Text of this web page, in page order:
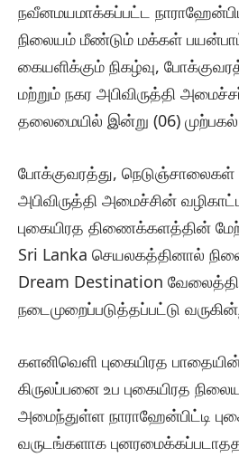
நவீனமயமாக்கப்பட்ட
நிலையம் மீண்டும் மக்கள்
கையளிக்கும் நிகழ்வு,
மற்றும் நகர அபிவிருத்தி
தலைமையில் இன்று (06)
போக்குவரத்து, நெடுஞ்சாலைகள்
அபிவிருத்தி அமைச்சின்
புகையிரத திணைக்களத்தின்
Sri Lanka செயலகத்தினால்
Dream Destination
நடைமுறைப்படுத்தப்பட்டு
களனிவெளி புகையிரத
கிருலப்பனை உப புகையிரத
அமைந்துள்ள நாராஹேன்பிட்டி
வருடங்களாக